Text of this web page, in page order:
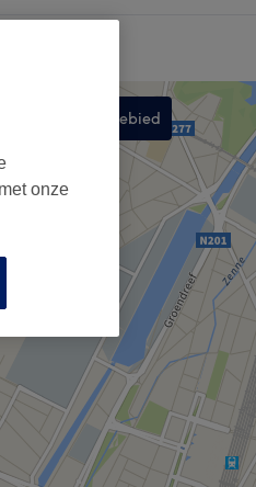
Zoek in dit gebied
onze